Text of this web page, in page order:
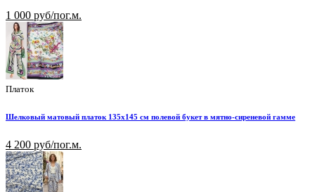
1 000 руб/пог.м.
Платок
Шелковый матовый платок 135х145 см полевой букет в мятно-сиреневой гамме
4 200 руб/пог.м.